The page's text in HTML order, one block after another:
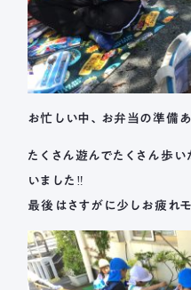
お忙しい中、お弁当の準備
たくさん遊んでたくさん歩
いました‼
最後はさすがに少しお疲れ